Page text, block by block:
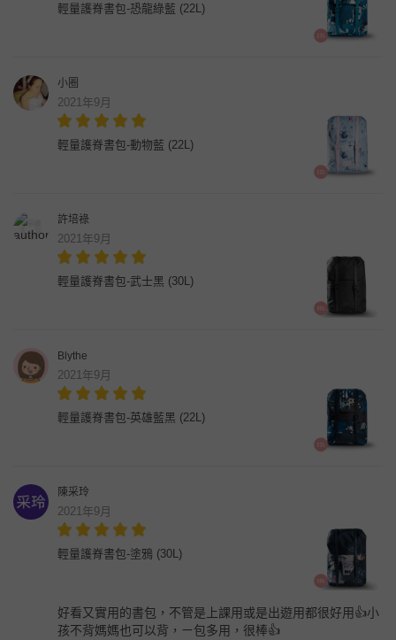
輕量護脊書包-恐龍綠藍 (22L)
小圈
2021年9月
輕量護脊書包-動物藍 (22L)
許培祿
2021年9月
輕量護脊書包-武士黑 (30L)
Blythe
2021年9月
輕量護脊書包-英雄藍黑 (22L)
陳采玲
2021年9月
輕量護脊書包-塗鴉 (30L)
好看又實用的書包，不管是上課用或是出遊用都很好用👍小
孩不背媽媽也可以背，ㄧ包多用，很棒👍